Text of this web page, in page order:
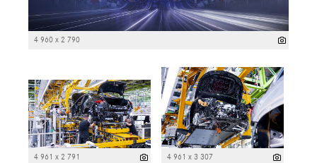
4 960 x 2 790
4 961 x 2 791 4 961 x 3 307